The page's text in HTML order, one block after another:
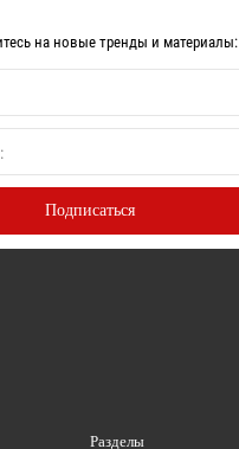
на новые тренды и материалы:
Разделы